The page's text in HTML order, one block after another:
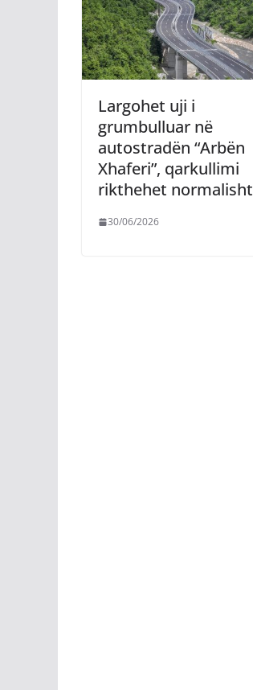
Largohet uji i
grumbulluar në
autostradën “Arbën
Xhaferi”, qarkullimi
rikthehet normalisht
30/06/2026